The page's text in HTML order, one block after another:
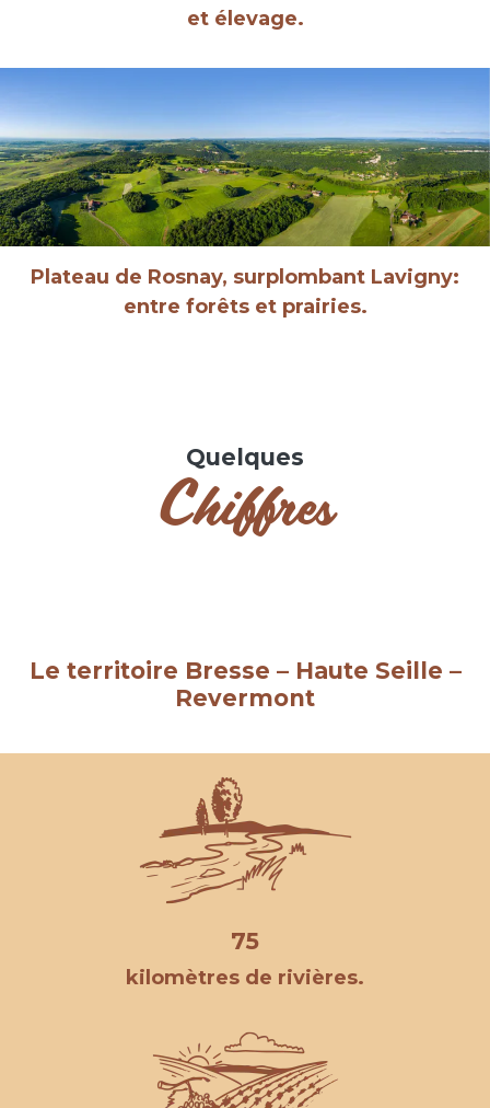
et élevage.
Plateau de Rosnay, surplombant Lavigny:
entre forêts et prairies.
Quelques
Chiffres
Le territoire Bresse – Haute Seille –
Revermont
75
kilomètres de rivières.